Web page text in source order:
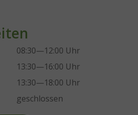
08:30—12:00 Uhr
13:30—16:00 Uhr
13:30—18:00 Uhr
geschlossen